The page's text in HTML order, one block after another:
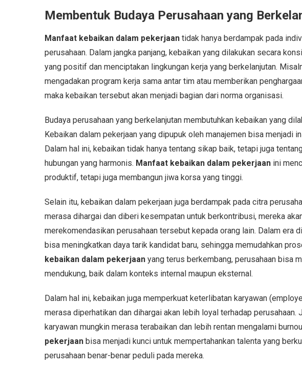
Membentuk Budaya Perusahaan yang
Manfaat kebaikan dalam pekerjaan tidak hanya berdampak pada
perusahaan. Dalam jangka panjang, kebaikan yang dilakukan secara
yang positif dan menciptakan lingkungan kerja yang berkelanjutan.
mengadakan program kerja sama antar tim atau memberikan
maka kebaikan tersebut akan menjadi bagian dari norma organisasi.
Budaya perusahaan yang berkelanjutan membutuhkan kebaikan yang
Kebaikan dalam pekerjaan yang dipupuk oleh manajemen bisa menjadi
Dalam hal ini, kebaikan tidak hanya tentang sikap baik, tetapi juga
hubungan yang harmonis. Manfaat kebaikan dalam pekerjaan ini
produktif, tetapi juga membangun jiwa korsa yang tinggi.
Selain itu, kebaikan dalam pekerjaan juga berdampak pada citra
merasa dihargai dan diberi kesempatan untuk berkontribusi, mereka
merekomendasikan perusahaan tersebut kepada orang lain. Dalam era
bisa meningkatkan daya tarik kandidat baru, sehingga memudahkan
kebaikan dalam pekerjaan yang terus berkembang, perusahaan bisa
mendukung, baik dalam konteks internal maupun eksternal.
Dalam hal ini, kebaikan juga memperkuat keterlibatan karyawan
merasa diperhatikan dan dihargai akan lebih loyal terhadap perusahaan.
karyawan mungkin merasa terabaikan dan lebih rentan mengalami
pekerjaan bisa menjadi kunci untuk mempertahankan talenta yang
perusahaan benar-benar peduli pada mereka.